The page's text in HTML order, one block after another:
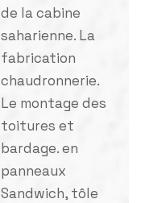
de la cabine
saharienne. La
fabrication
chaudronnerie.
Le montage des
toitures et
bardage. en
panneaux
Sandwich, tôle